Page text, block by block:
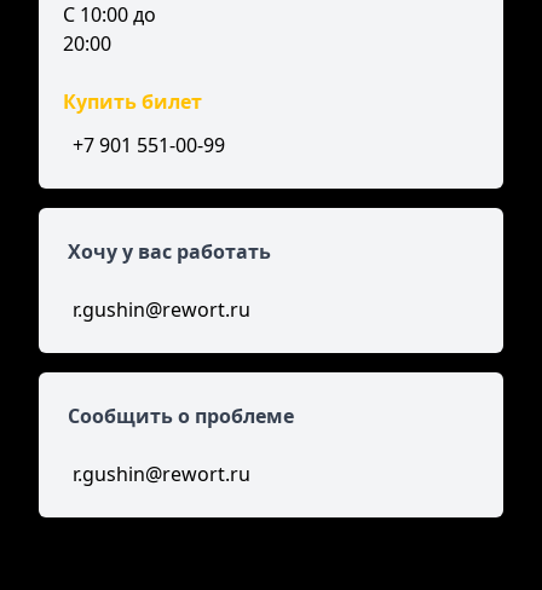
С 10:00 до
20:00
Купить билет
+7 901 551-00-99
Хочу у вас работать
r.gushin@rewort.ru
Сообщить о проблеме
r.gushin@rewort.ru